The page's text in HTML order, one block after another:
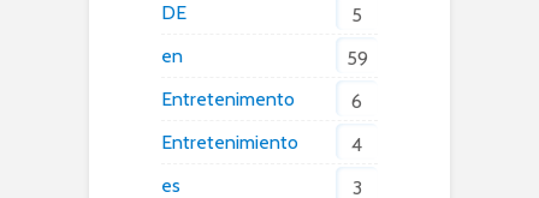
DE
5
en
59
Entretenimento
6
Entretenimiento
4
es
3